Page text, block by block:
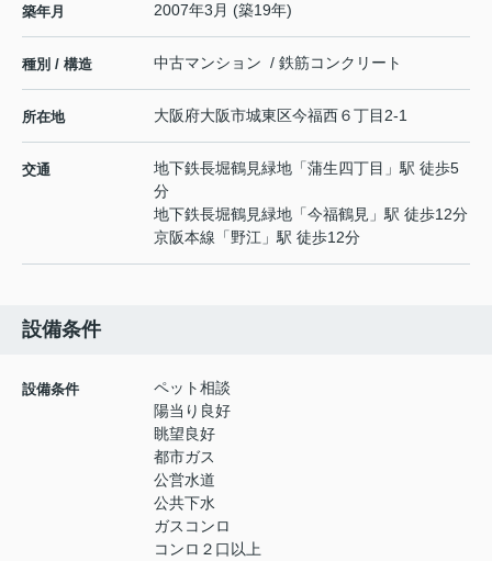
築年月 2007年3月 (築19年)
種別 / 構造 中古マンション / 鉄筋コンクリート
所在地 大阪府大阪市城東区今福西６丁目2-1
交通 地下鉄長堀鶴見緑地 「蒲生四丁目 」駅 徒歩5
分
地下鉄長堀鶴見緑地 「今福鶴見 」駅 徒歩12分
京阪本線 「野江 」駅 徒歩12分
設備条件
設備条件
ペット相談
陽当り良好
眺望良好
都市ガス
公営水道
公共下水
ガスコンロ
コンロ２口以上